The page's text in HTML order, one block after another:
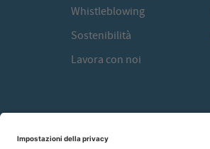
Whistleblowing
Sostenibilità
Lavora con noi